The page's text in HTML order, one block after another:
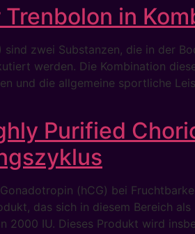
in
zwei Substanzen, die in der
werden. Die Kombination
und die allgemeine sportliche
Purified
(hCG) bei
das sich in diesem Bereich
2000 IU. Dieses Produkt wird